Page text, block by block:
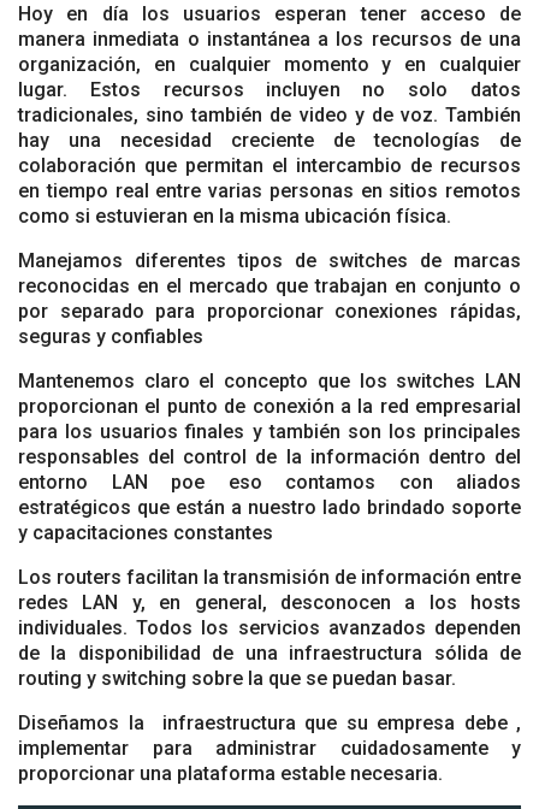
Hoy en día los usuarios esperan tener acceso de
manera inmediata o instantánea a los recursos de una
organización, en cualquier momento y en cualquier
lugar. Estos recursos incluyen no solo datos
tradicionales, sino también de video y de voz. También
hay una necesidad creciente de tecnologías de
colaboración que permitan el intercambio de recursos
en tiempo real entre varias personas en sitios remotos
como si estuvieran en la misma ubicación física.
Manejamos diferentes tipos de switches de marcas
reconocidas en el mercado que trabajan en conjunto o
por separado para proporcionar conexiones rápidas,
seguras y confiables
Mantenemos claro el concepto que los switches LAN
proporcionan el punto de conexión a la red empresarial
para los usuarios finales y también son los principales
responsables del control de la información dentro del
entorno LAN poe eso contamos con aliados
estratégicos que están a nuestro lado brindado soporte
y capacitaciones constantes
Los routers facilitan la transmisión de información entre
redes LAN y, en general, desconocen a los hosts
individuales. Todos los servicios avanzados dependen
de la disponibilidad de una infraestructura sólida de
routing y switching sobre la que se puedan basar.
Diseñamos la infraestructura que su empresa debe ,
implementar para administrar cuidadosamente y
proporcionar una plataforma estable necesaria.